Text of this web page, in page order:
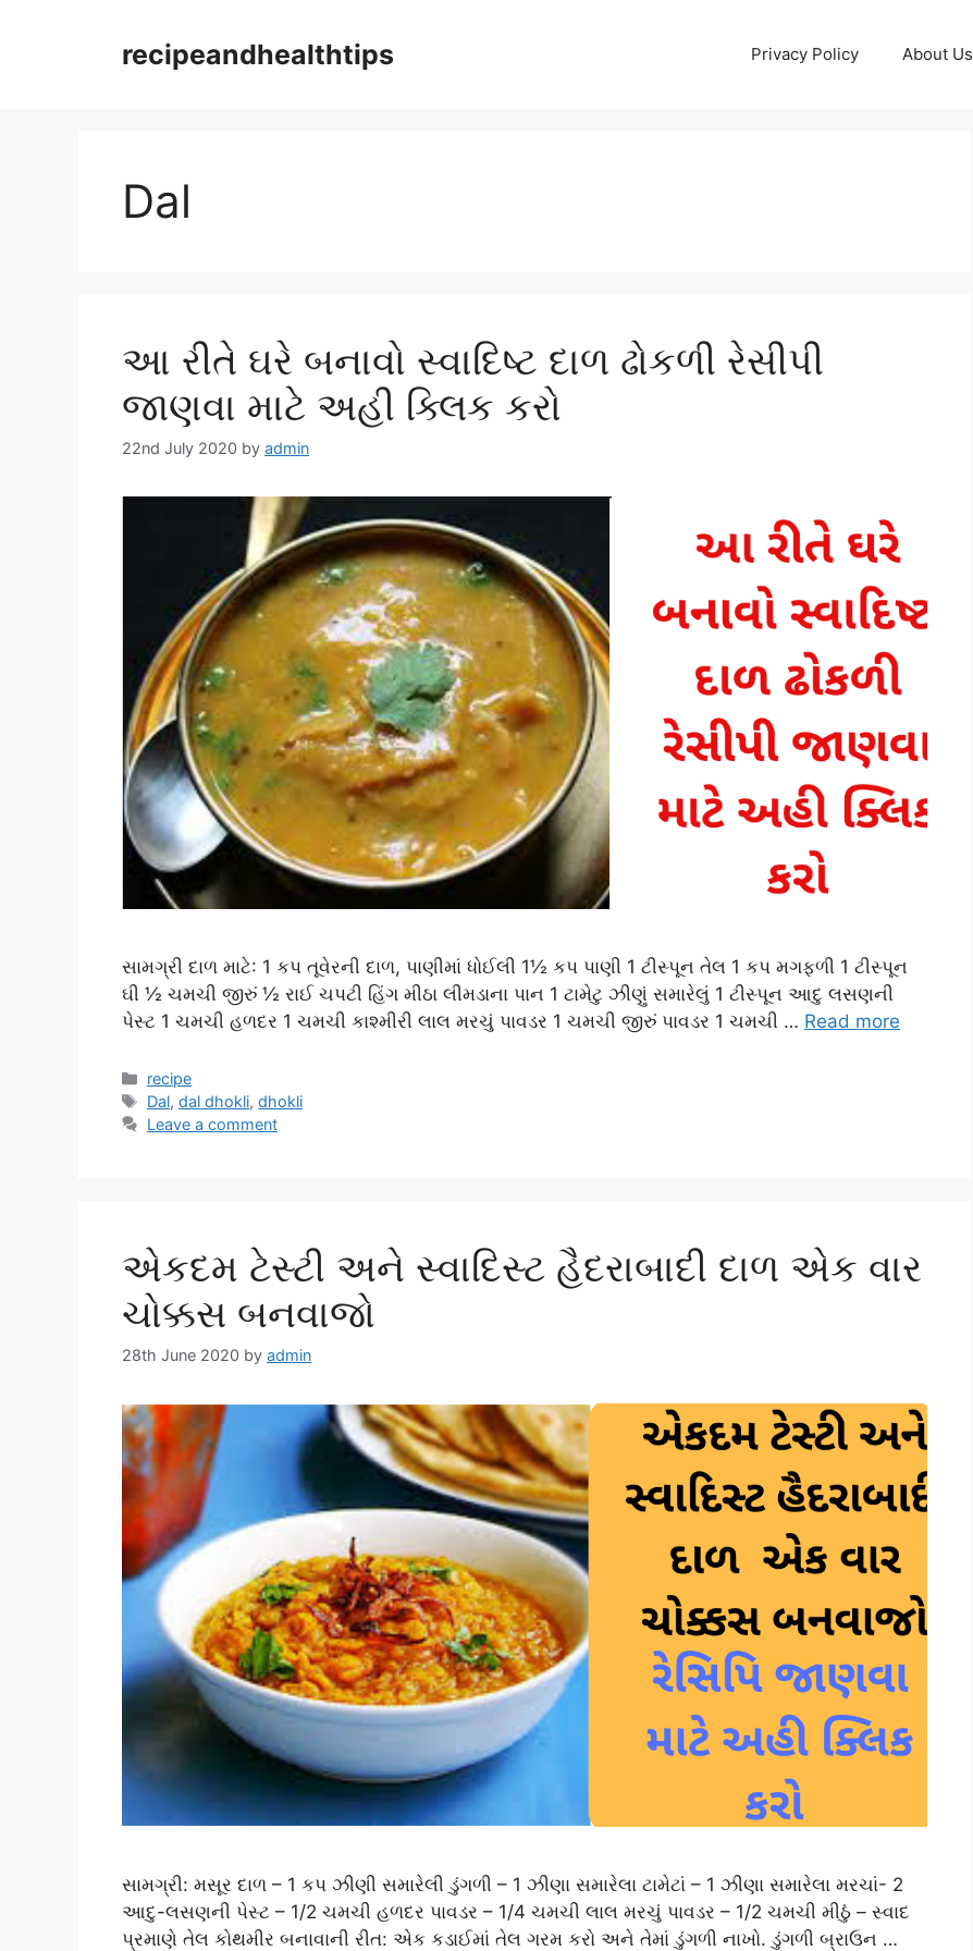
recipeandhealthtips Privacy Policy About Us
Dal
આ રીતે ઘરે બનાવો સ્વાદિષ્ટ દાળ ઢોકળી રેસીપી
જાણવા માટે અહી ક્લિક કરો
22nd July 2020 by admin
સામગ્રી દાળ માટે: 1 કપ તૂવેરની દાળ, પાણીમાં ધોઈલી 1½ કપ પાણી 1 ટીસ્પૂન તેલ 1 કપ મગફળી 1 ટીસ્પૂન
ઘી ½ ચમચી જીરું ½ રાઈ ચપટી હિંગ મીઠા લીમડાના પાન 1 ટામેટુ ઝીણું સમારેલું 1 ટીસ્પૂન આદુ લસણની
પેસ્ટ 1 ચમચી હળદર 1 ચમચી કાશ્મીરી લાલ મરચું પાવડર 1 ચમચી જીરું પાવડર 1 ચમચી … Read more
Categories
recipe
Tags
Dal,dal dhokli,dhokli
Leave a comment
એકદમ ટેસ્ટી અને સ્વાદિસ્ટ હૈદરાબાદી દાળ એક વાર
ચોક્કસ બનવાજો
28th June 2020 by admin
સામગ્રી: મસૂર દાળ – 1 કપ ઝીણી સમારેલી ડુંગળી – 1 ઝીણા સમારેલા ટામેટાં – 1 ઝીણા સમારેલા મરચાં- 2
આદુ-લસણની પેસ્ટ – 1/2 ચમચી હળદર પાવડર – 1/4 ચમચી લાલ મરચું પાવડર – 1/2 ચમચી મીઠું – સ્વાદ
પ્રમાણે તેલ કોથમીર બનાવાની રીત: એક કડાઈમાં તેલ ગરમ કરો અને તેમાં ડુંગળી નાખો. ડુંગળી બ્રાઉન …